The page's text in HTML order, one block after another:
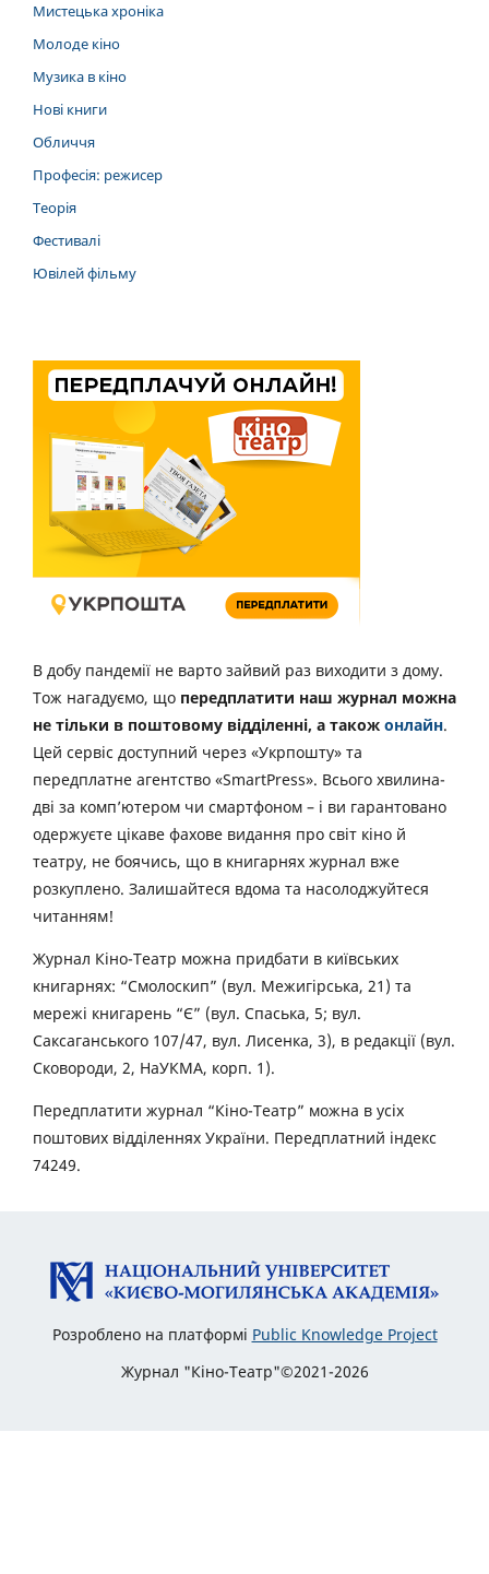
Мистецька хроніка
Молоде кіно
Музика в кіно
Нові книги
Обличчя
Професія: режисер
Теорія
Фестивалі
Ювілей фільму
В добу пандемії не варто зайвий раз виходити з дому.
Тож нагадуємо, що передплатити наш журнал можна
не тільки в поштовому відділенні, а також онлайн.
Цей сервіс доступний через «Укрпошту» та
передплатне агентство «SmartPress». Всього хвилина-
дві за комп’ютером чи смартфоном – і ви гарантовано
одержуєте цікаве фахове видання про світ кіно й
театру, не боячись, що в книгарнях журнал вже
розкуплено. Залишайтеся вдома та насолоджуйтеся
читанням!
Журнал Кіно-Театр можна придбати в київських
книгарнях: “Смолоскип” (вул. Межигірська, 21) та
мережі книгарень “Є” (вул. Спаська, 5; вул.
Саксаганського 107/47, вул. Лисенка, 3), в редакції (вул.
Сковороди, 2, НаУКМА, корп. 1).
Передплатити журнал “Кіно-Театр” можна в усіх
поштових відділеннях України. Передплатний індекс
74249.
Розроблено на платформі Public Knowledge Project
Журнал "Кіно-Театр"©2021-2026